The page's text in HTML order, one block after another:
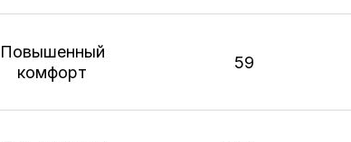
Повышенный
комфорт
59